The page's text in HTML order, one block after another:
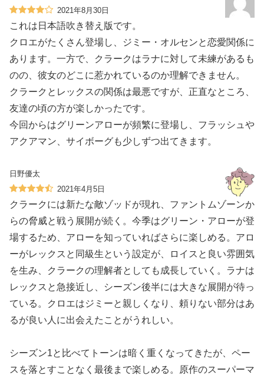
2021年8月30日
これは日本語吹き替え版です。
クロエがたくさん登場し、ジミー・オルセンと恋愛関係に
あります。一方で、クラークはラナに対して未練があるも
のの、彼女のどこに惹かれているのか理解できません。
クラークとレックスの関係は最悪ですが、正直なところ、
友達の頃の方が楽しかったです。
今回からはグリーンアローが頻繁に登場し、フラッシュや
アクアマン、サイボーグも少しずつ出てきます。
日野優太
2021年4月5日
クラークには新たな敵ゾッドが現れ、ファントムゾーンか
らの脅威と戦う展開が続く。今季はグリーン・アローが登
場するため、アローを知っていればさらに楽しめる。アロ
ーがレックスと同級生という設定が、ロイスと良い雰囲気
を生み、クラークの理解者としても成長していく。ラナは
レックスと急接近し、シーズン後半には大きな展開が待っ
ている。クロエはジミーと親しくなり、頼りない部分はあ
るが良い人に出会えたことがうれしい。
シーズン1と比べてトーンは暗く重くなってきたが、ペー
スを落とすことなく最後まで楽しめる。原作のスーパーマ